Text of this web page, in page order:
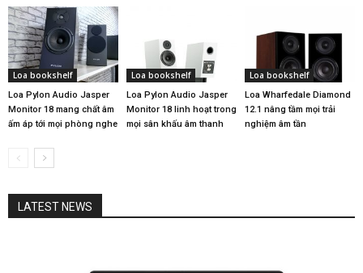
Loa bookshelf
Loa Pylon Audio Jasper
Monitor 18 mang chất âm
ấm áp tới mọi phòng nghe
Loa bookshelf
Loa Pylon Audio Jasper
Monitor 18 linh hoạt trong
mọi sân khấu âm thanh
Loa bookshelf
Loa Wharfedale Diamond
12.1 nâng tầm mọi trải
nghiệm âm tần
LATEST NEWS